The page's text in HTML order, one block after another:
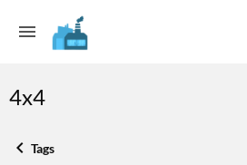
4x4
Tags